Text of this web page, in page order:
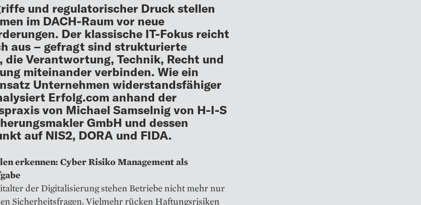
und regulatorischer Druck stellen
im DACH-Raum vor neue
Der klassische IT-Fokus reicht
aus – gefragt sind strukturierte
die Verantwortung, Technik, Recht und
miteinander verbinden. Wie ein
Unternehmen widerstandsfähiger
Erfolg.com anhand der
von Michael Samselnig von H-I-S
GmbH und dessen
auf NIS2, DORA und FIDA.
erkennen: Cyber Risiko Management als
der Digitalisierung stehen Betriebe nicht mehr nur
Sicherheitsfragen. Vielmehr rücken Haftungsrisiken